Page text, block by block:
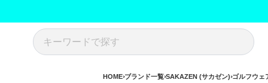
HOME ブランド一覧 SAKAZEN (サカゼン) ゴルフウェ